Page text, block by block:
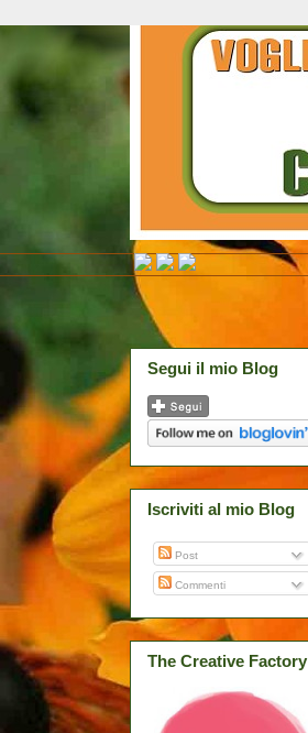
Segui il mio Blog
Iscriviti al mio Blog
Post
Commenti
The Creative Factory